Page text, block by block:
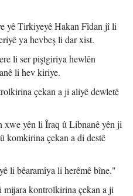
yê Tirkiyeyê Hakan Fîdan jî li
ya hevbeş li dar xist.
li ser piştgiriya hewlên
li hev kiriye.
çekan a ji aliyê dewletê
xwe yên li Îraq û Libnanê yên ji
komkirina çekan a di destê
li bêaramîya li herêmê bîne."
mijara kontrolkirina çekan a ji